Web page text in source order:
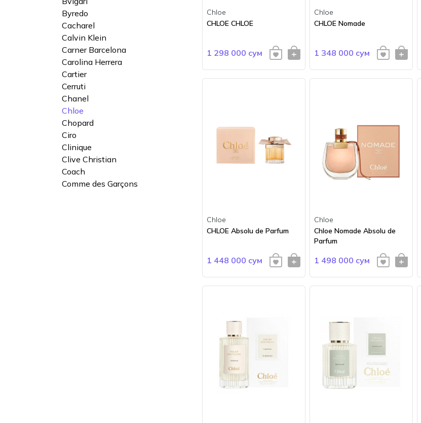
Byredo
Cacharel
Calvin Klein
Carner Barcelona
Carolina Herrera
Cartier
Cerruti
Chanel
Chloe
Chopard
Ciro
Clinique
Clive Christian
Coach
Comme des Garçons
Chloe
CHLOE CHLOE
1 298 000 сум
Chloe
CHLOE Nomade
1 348 000 сум
Chloe
CHLOE Absolu de Parfum
1 448 000 сум
Chloe
Chloe Nomade Absolu de
Parfum
1 498 000 сум